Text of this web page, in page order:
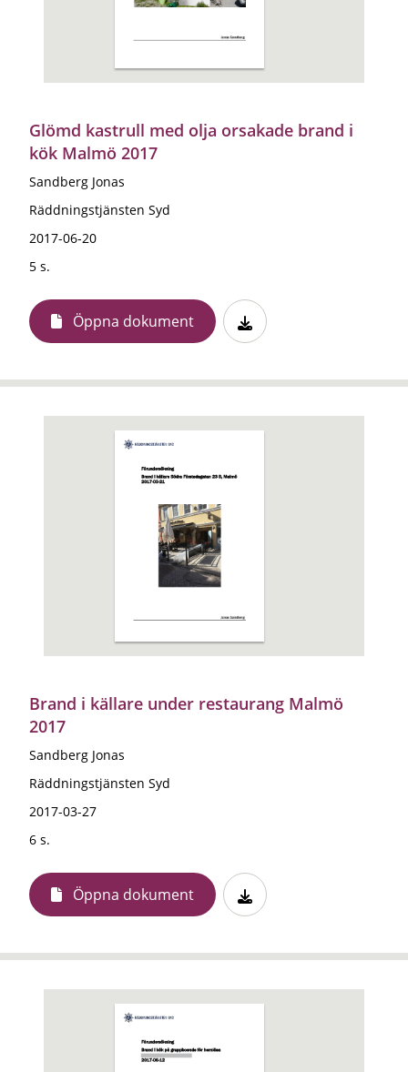
Glömd kastrull med olja orsakade brand i
kök Malmö 2017
Sandberg Jonas
Räddningstjänsten Syd
2017-06-20
5 s.
Öppna dokument
Brand i källare under restaurang Malmö
2017
Sandberg Jonas
Räddningstjänsten Syd
2017-03-27
6 s.
Öppna dokument